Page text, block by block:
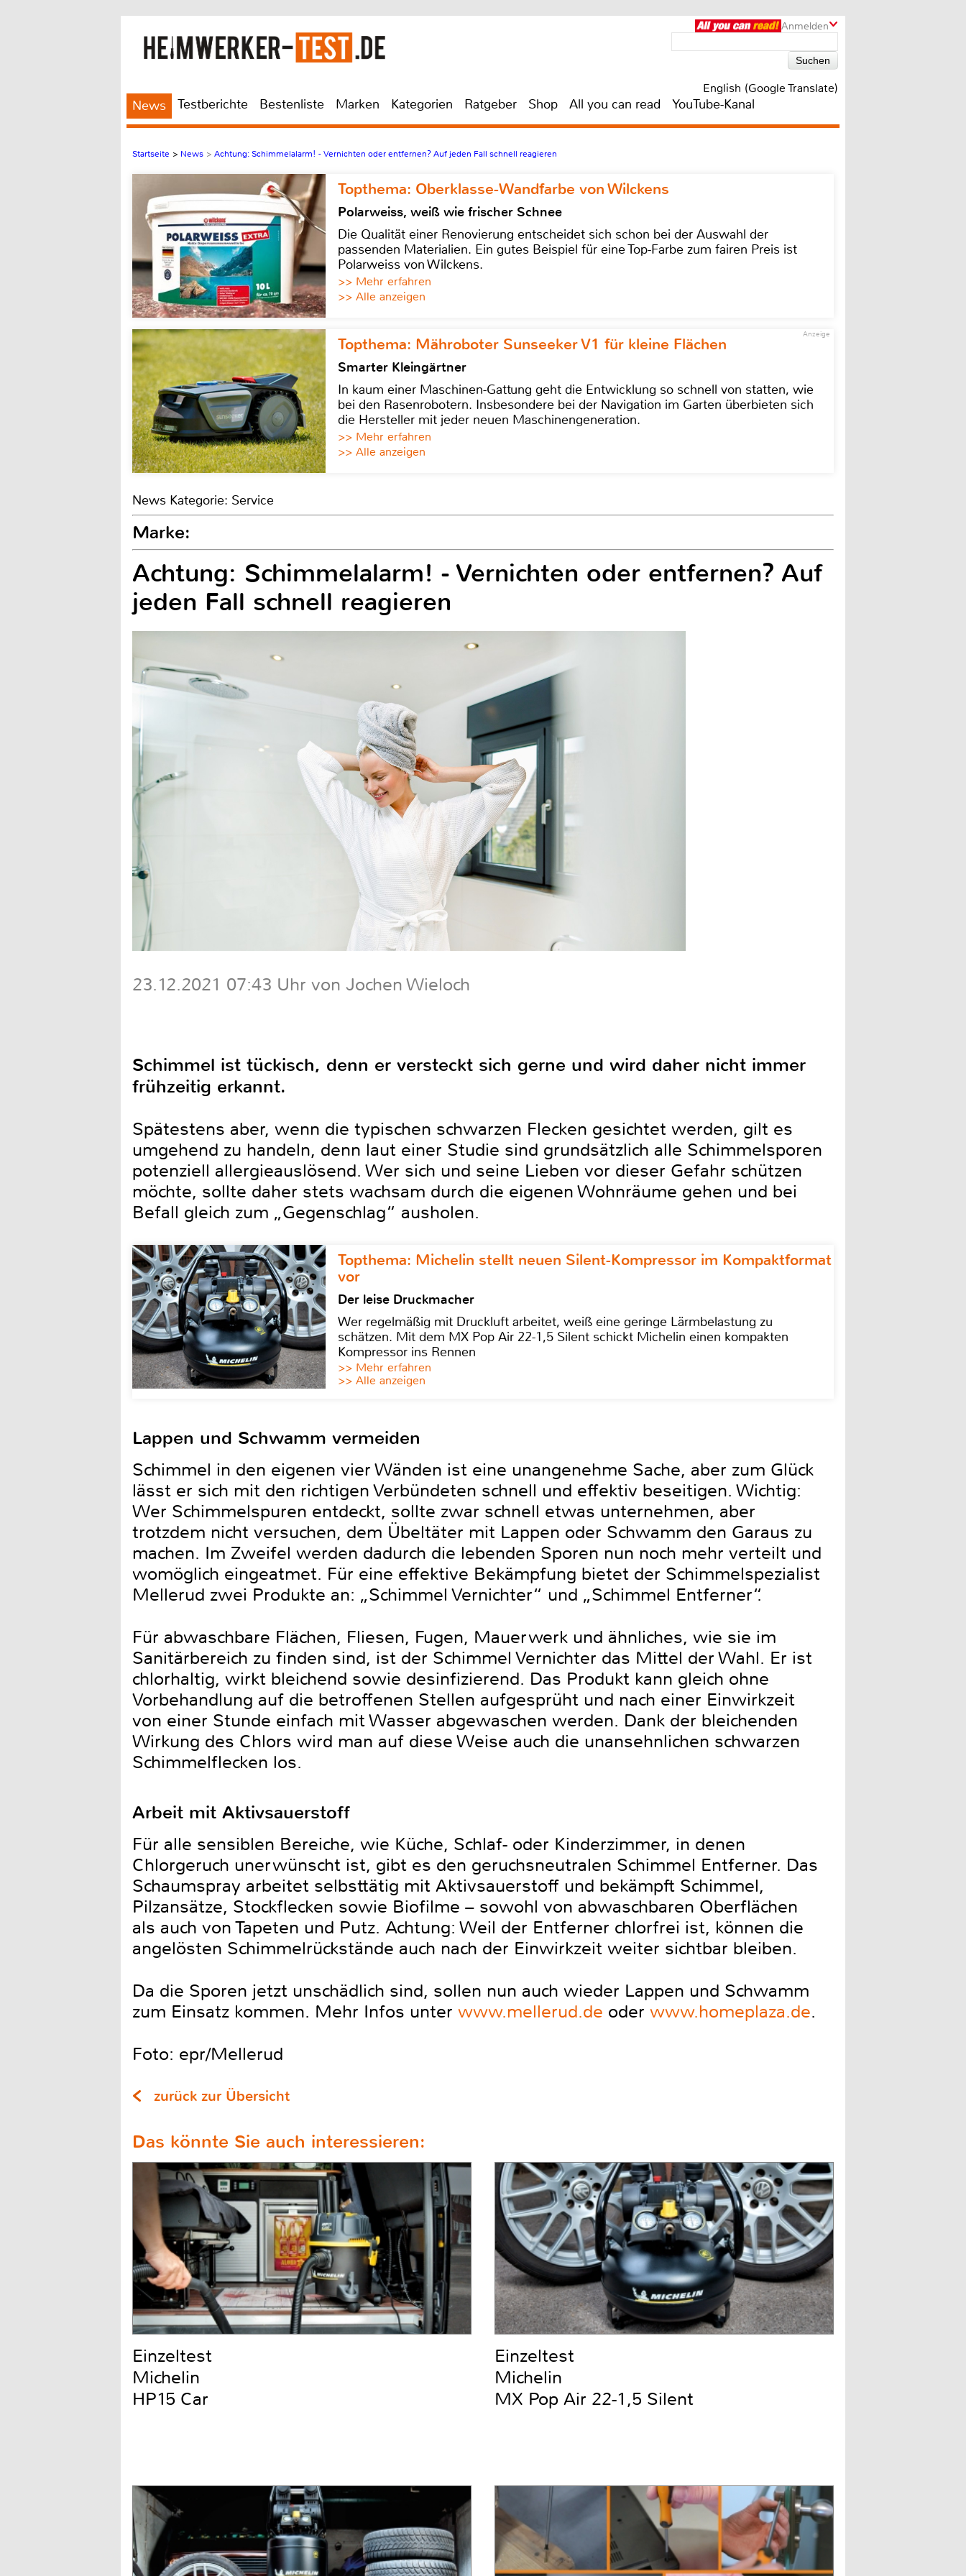
Anmelden
English (Google Translate)
News Testberichte Bestenliste Marken Kategorien Ratgeber Shop All you can read YouTube-Kanal
Startseite > News > Achtung: Schimmelalarm! - Vernichten oder entfernen? Auf jeden Fall schnell reagieren
Topthema: Oberklasse-Wandfarbe von Wilckens
Polarweiss, weiß wie frischer Schnee
Die Qualität einer Renovierung entscheidet sich schon bei der Auswahl der
passenden Materialien. Ein gutes Beispiel für eine Top-Farbe zum fairen Preis ist
Polarweiss von Wilckens.
>> Mehr erfahren
>> Alle anzeigen
Anzeige
Topthema: Mähroboter Sunseeker V1 für kleine Flächen
Smarter Kleingärtner
In kaum einer Maschinen-Gattung geht die Entwicklung so schnell von statten, wie
bei den Rasenrobotern. Insbesondere bei der Navigation im Garten überbieten sich
die Hersteller mit jeder neuen Maschinengeneration.
>> Mehr erfahren
>> Alle anzeigen
News Kategorie: Service
Marke:
Achtung: Schimmelalarm! - Vernichten oder entfernen? Auf
jeden Fall schnell reagieren
23.12.2021 07:43 Uhr von Jochen Wieloch
Schimmel ist tückisch, denn er versteckt sich gerne und wird daher nicht immer
frühzeitig erkannt.
Spätestens aber, wenn die typischen schwarzen Flecken gesichtet werden, gilt es
umgehend zu handeln, denn laut einer Studie sind grundsätzlich alle Schimmelsporen
potenziell allergieauslösend. Wer sich und seine Lieben vor dieser Gefahr schützen
möchte, sollte daher stets wachsam durch die eigenen Wohnräume gehen und bei
Befall gleich zum „Gegenschlag“ ausholen.
Topthema: Michelin stellt neuen Silent-Kompressor im Kompaktformat
vor
Der leise Druckmacher
Wer regelmäßig mit Druckluft arbeitet, weiß eine geringe Lärmbelastung zu
schätzen. Mit dem MX Pop Air 22-1,5 Silent schickt Michelin einen kompakten
Kompressor ins Rennen
>> Mehr erfahren
>> Alle anzeigen
Lappen und Schwamm vermeiden
Schimmel in den eigenen vier Wänden ist eine unangenehme Sache, aber zum Glück
lässt er sich mit den richtigen Verbündeten schnell und effektiv beseitigen. Wichtig:
Wer Schimmelspuren entdeckt, sollte zwar schnell etwas unternehmen, aber
trotzdem nicht versuchen, dem Übeltäter mit Lappen oder Schwamm den Garaus zu
machen. Im Zweifel werden dadurch die lebenden Sporen nun noch mehr verteilt und
womöglich eingeatmet. Für eine effektive Bekämpfung bietet der Schimmelspezialist
Mellerud zwei Produkte an: „Schimmel Vernichter“ und „Schimmel Entferner“.
Für abwaschbare Flächen, Fliesen, Fugen, Mauerwerk und ähnliches, wie sie im
Sanitärbereich zu finden sind, ist der Schimmel Vernichter das Mittel der Wahl. Er ist
chlorhaltig, wirkt bleichend sowie desinfizierend. Das Produkt kann gleich ohne
Vorbehandlung auf die betroffenen Stellen aufgesprüht und nach einer Einwirkzeit
von einer Stunde einfach mit Wasser abgewaschen werden. Dank der bleichenden
Wirkung des Chlors wird man auf diese Weise auch die unansehnlichen schwarzen
Schimmelflecken los.
Arbeit mit Aktivsauerstoff
Für alle sensiblen Bereiche, wie Küche, Schlaf- oder Kinderzimmer, in denen
Chlorgeruch unerwünscht ist, gibt es den geruchsneutralen Schimmel Entferner. Das
Schaumspray arbeitet selbsttätig mit Aktivsauerstoff und bekämpft Schimmel,
Pilzansätze, Stockflecken sowie Biofilme – sowohl von abwaschbaren Oberflächen
als auch von Tapeten und Putz. Achtung: Weil der Entferner chlorfrei ist, können die
angelösten Schimmelrückstände auch nach der Einwirkzeit weiter sichtbar bleiben.
Da die Sporen jetzt unschädlich sind, sollen nun auch wieder Lappen und Schwamm
zum Einsatz kommen. Mehr Infos unter www.mellerud.de oder www.homeplaza.de.
Foto: epr/Mellerud
zurück zur Übersicht
Das könnte Sie auch interessieren:
Einzeltest
Michelin
HP15 Car
Einzeltest
Michelin
MX Pop Air 22-1,5 Silent